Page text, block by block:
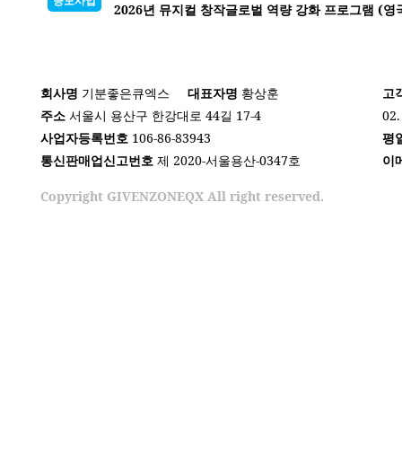
2026년 뮤지컬 창작글로벌 역량 강화 프로그램 (영
회사명 기분좋은큐엑스 대표자명 황상훈
주소 서울시 용산구 한강대로 44길 17-4
사업자등록번호 106-86-83943
통신판매업신고번호 제 2020-서울용산-0347호
Copyright GIVENZONEQX All right reserved.
고
평
이